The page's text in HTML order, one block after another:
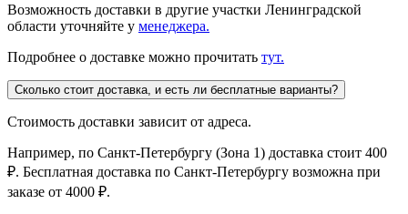
Возможность доставки в другие участки Ленинградской
области уточняйте у менеджера.
Подробнее о доставке можно прочитать тут.
Сколько стоит доставка, и есть ли бесплатные варианты?
Стоимость доставки зависит от адреса.
Например, по Санкт-Петербургу (Зона 1) доставка стоит 400
₽. Бесплатная доставка по Санкт-Петербургу возможна при
заказе от 4000 ₽.